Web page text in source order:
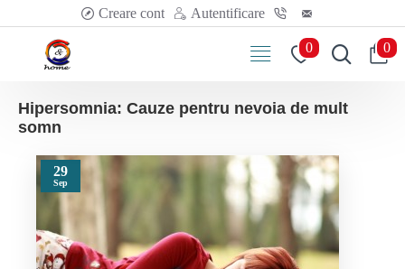
Creare cont Autentificare
0 0
Hipersomnia: Cauze pentru nevoia de mult
somn
29
Sep